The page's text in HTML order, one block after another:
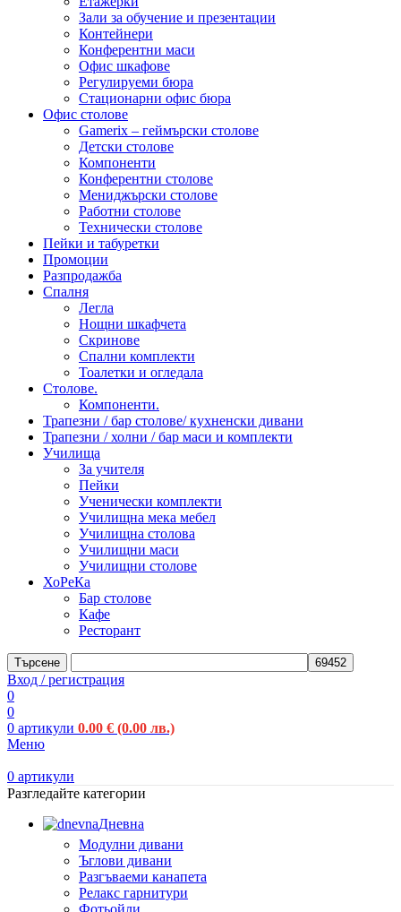
Зали за обучение и презентации
Контейнери
Конферентни маси
Офис шкафове
Регулируеми бюра
Стационарни офис бюра
Офис столове
Gamerix – геймърски столове
Детски столове
Компоненти
Конферентни столове
Мениджърски столове
Работни столове
Технически столове
Пейки и табуретки
Промоции
Разпродажба
Спалня
Легла
Нощни шкафчета
Скринове
Спални комплекти
Тоалетки и огледала
Столове.
Компоненти.
Трапезни / бар столове/ кухненски дивани
Трапезни / холни / бар маси и комплекти
Училища
За учителя
Пейки
Ученически комплекти
Училищна мека мебел
Училищна столова
Училищни маси
Училищни столове
ХоРеКа
Бар столове
Кафе
Ресторант
Търсене
Вход / регистрация
0
0
0 артикули 0.00 € (0.00 лв.)
Меню
0 артикули
Разгледайте категории
Дневна
Модулни дивани
Ъглови дивани
Разгъваеми канапета
Релакс гарнитури
Фотьойли